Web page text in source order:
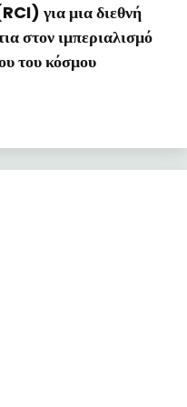
για μια διεθνή
στον ιμπεριαλισμό
του κόσμου